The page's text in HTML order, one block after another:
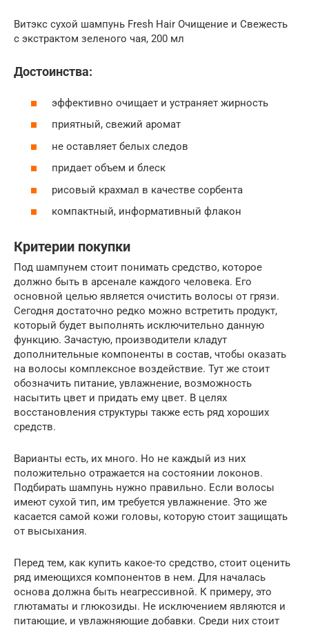
Витэкс сухой шампунь Fresh Hair Очищение и Свежесть
c экстрактом зеленого чая, 200 мл
Достоинства:
эффективно очищает и устраняет жирность
приятный, свежий аромат
не оставляет белых следов
придает объем и блеск
рисовый крахмал в качестве сорбента
компактный, информативный флакон
Критерии покупки
Под шампунем стоит понимать средство, которое
должно быть в арсенале каждого человека. Его
основной целью является очистить волосы от грязи.
Сегодня достаточно редко можно встретить продукт,
который будет выполнять исключительно данную
функцию. Зачастую, производители кладут
дополнительные компоненты в состав, чтобы оказать
на волосы комплексное воздействие. Тут же стоит
обозначить питание, увлажнение, возможность
насытить цвет и придать ему цвет. В целях
восстановления структуры также есть ряд хороших
средств.
Варианты есть, их много. Но не каждый из них
положительно отражается на состоянии локонов.
Подбирать шампунь нужно правильно. Если волосы
имеют сухой тип, им требуется увлажнение. Это же
касается самой кожи головы, которую стоит защищать
от высыхания.
Перед тем, как купить какое-то средство, стоит оценить
ряд имеющихся компонентов в нем. Для началась
основа должна быть неагрессивной. К примеру, это
глютаматы и глюкозиды. Не исключением являются и
питающие, и увлажняющие добавки. Среди них стоит